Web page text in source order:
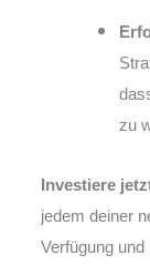
zu
Investiere
jedem deiner
Verfügung